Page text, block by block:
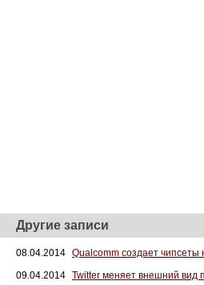
Другие записи
08.04.2014 Qualcomm создает чипсеты
09.04.2014 Twitter меняет внешний вид